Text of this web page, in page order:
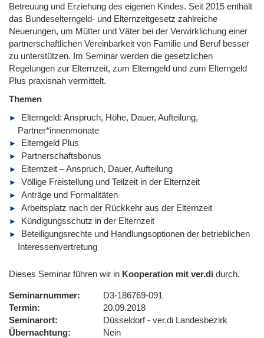
Betreuung und Erziehung des eigenen Kindes. Seit 2015 enthält
das Bundeselterngeld- und Elternzeitgesetz zahlreiche
Neuerungen, um Mütter und Väter bei der Verwirklichung einer
partnerschaftlichen Vereinbarkeit von Familie und Beruf besser
zu unterstützen. Im Seminar werden die gesetzlichen
Regelungen zur Elternzeit, zum Elterngeld und zum Elterngeld
Plus praxisnah vermittelt.
Themen
Elterngeld: Anspruch, Höhe, Dauer, Aufteilung,
Partner*innenmonate
Elterngeld Plus
Partnerschaftsbonus
Elternzeit – Anspruch, Dauer, Aufteilung
Völlige Freistellung und Teilzeit in der Elternzeit
Anträge und Formalitäten
Arbeitsplatz nach der Rückkehr aus der Elternzeit
Kündigungsschutz in der Elternzeit
Beteiligungsrechte und Handlungsoptionen der betrieblichen
Interessenvertretung
Dieses Seminar führen wir in Kooperation mit ver.di durch.
Seminarnummer
D3-186769-091
Termin
20.09.2018
Seminarort
Düsseldorf - ver.di Landesbezirk
Übernachtung
Nein